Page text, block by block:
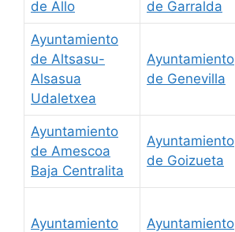
de Allo
de Garralda
Ayuntamiento
de Altsasu-
Alsasua
Udaletxea
Ayuntamiento
de Genevilla
Ayuntamiento
de Amescoa
Baja Centralita
Ayuntamiento
de Goizueta
Ayuntamiento
Ayuntamiento